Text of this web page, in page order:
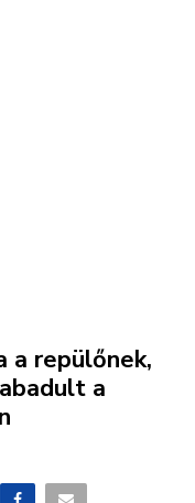
repülőnek,
a